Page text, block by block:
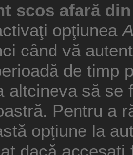
scos afară
opţiunea
când vă
de timp
altcineva să se
Pentru a
opţiune la
dacă